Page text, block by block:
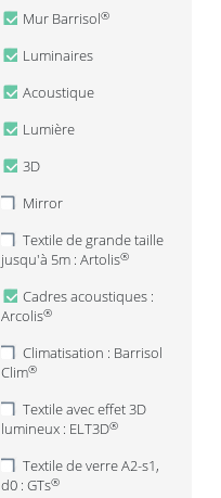
Mur Barrisol®
Luminaires
Acoustique
Lumière
3D
Mirror
Textile de grande taille
jusqu'à 5m : Artolis®
Cadres acoustiques :
Arcolis®
Climatisation : Barrisol
Clim®
Textile avec effet 3D
lumineux : ELT3D®
Textile de verre A2-s1,
d0 : GTs®